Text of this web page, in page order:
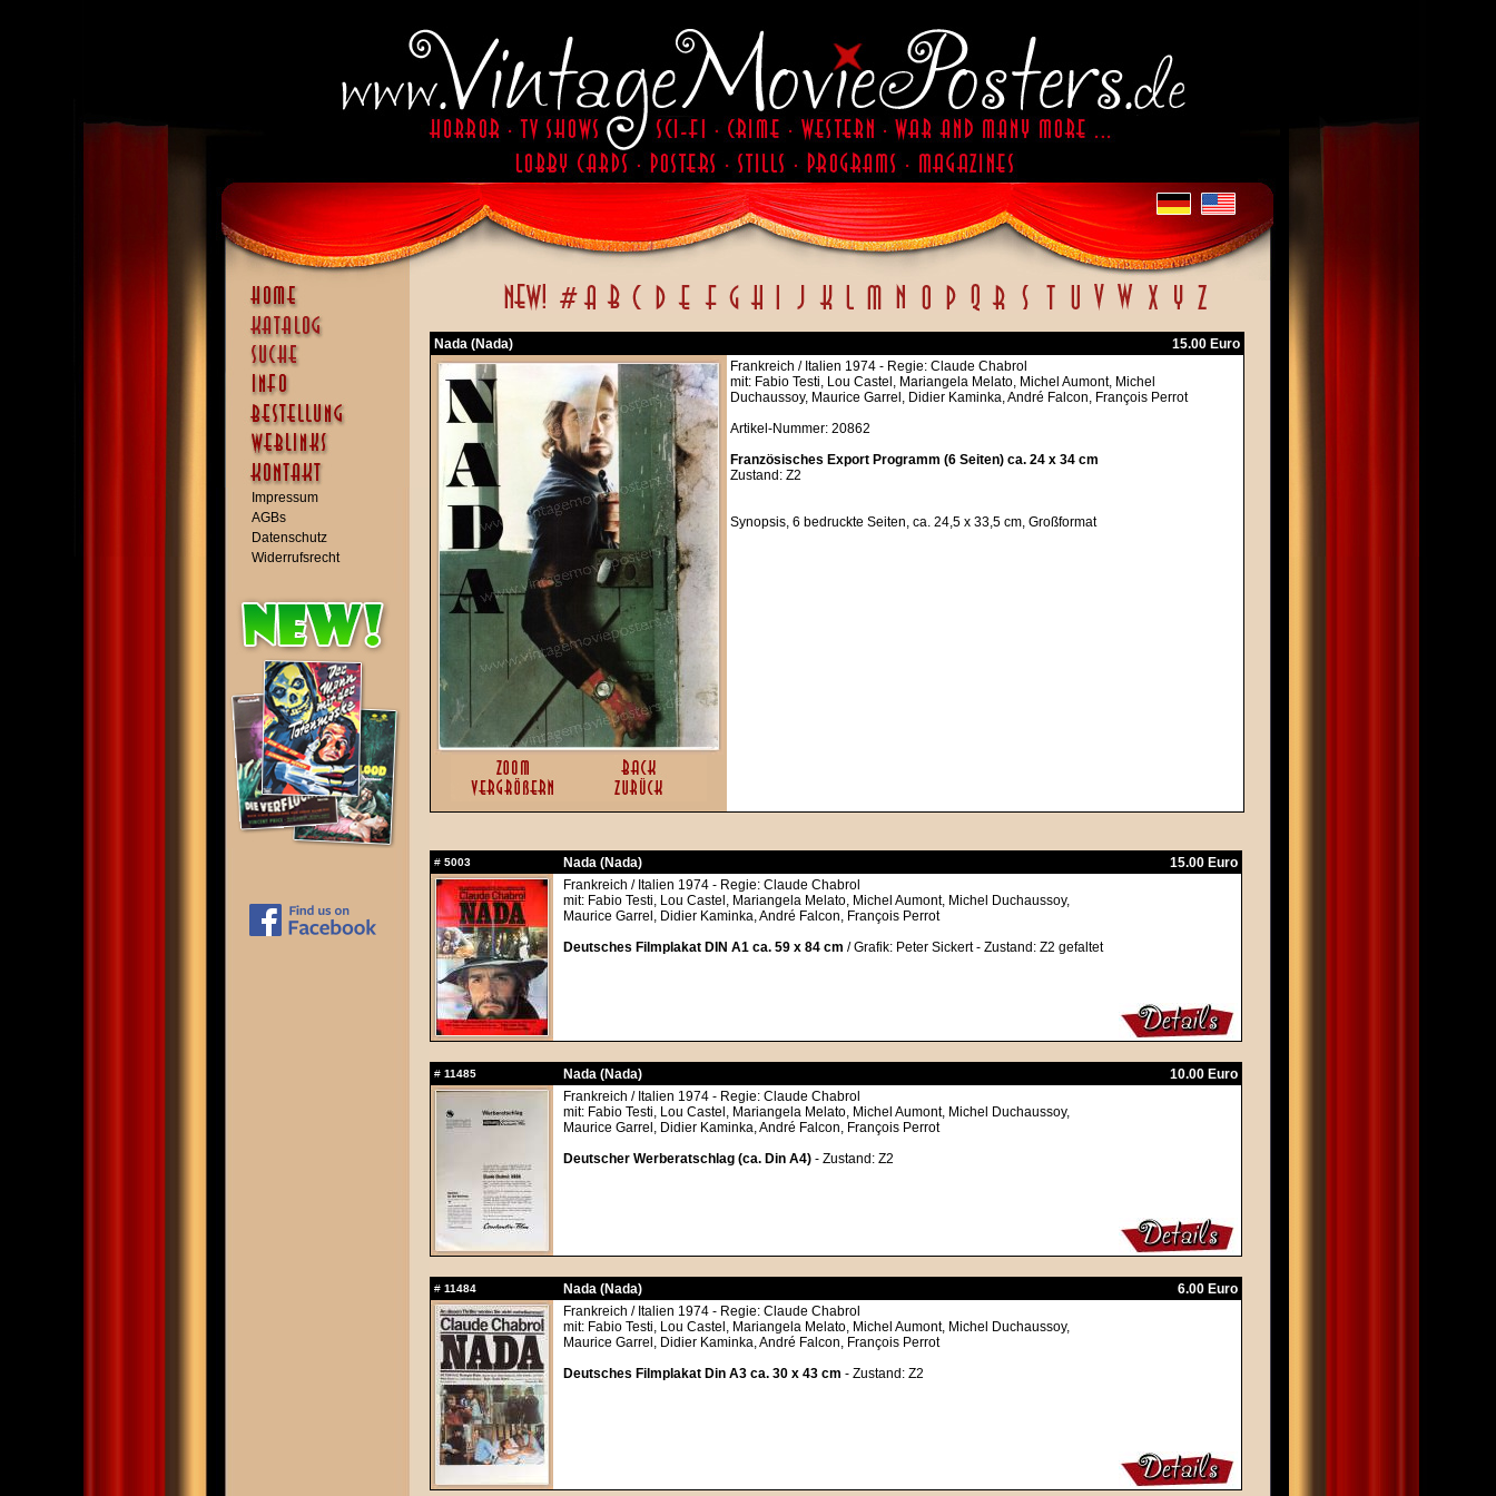
Impressum
AGBs
Datenschutz
Widerrufsrecht
Nada (Nada)
15.00 Euro
Frankreich / Italien 1974 - Regie: Claude Chabrol
mit: Fabio Testi, Lou Castel, Mariangela Melato, Michel Aumont, Michel
Duchaussoy, Maurice Garrel, Didier Kaminka, André Falcon, François Perrot
Artikel-Nummer: 20862
Französisches Export Programm (6 Seiten) ca. 24 x 34 cm
Zustand: Z2
Synopsis, 6 bedruckte Seiten, ca. 24,5 x 33,5 cm, Großformat
# 5003 Nada (Nada)
15.00 Euro
Frankreich / Italien 1974 - Regie: Claude Chabrol
mit: Fabio Testi, Lou Castel, Mariangela Melato, Michel Aumont, Michel Duchaussoy,
Maurice Garrel, Didier Kaminka, André Falcon, François Perrot
Deutsches Filmplakat DIN A1 ca. 59 x 84 cm / Grafik: Peter Sickert - Zustand: Z2 gefaltet
# 11485 Nada (Nada)
10.00 Euro
Frankreich / Italien 1974 - Regie: Claude Chabrol
mit: Fabio Testi, Lou Castel, Mariangela Melato, Michel Aumont, Michel Duchaussoy,
Maurice Garrel, Didier Kaminka, André Falcon, François Perrot
Deutscher Werberatschlag (ca. Din A4) - Zustand: Z2
# 11484 Nada (Nada)
6.00 Euro
Frankreich / Italien 1974 - Regie: Claude Chabrol
mit: Fabio Testi, Lou Castel, Mariangela Melato, Michel Aumont, Michel Duchaussoy,
Maurice Garrel, Didier Kaminka, André Falcon, François Perrot
Deutsches Filmplakat Din A3 ca. 30 x 43 cm - Zustand: Z2